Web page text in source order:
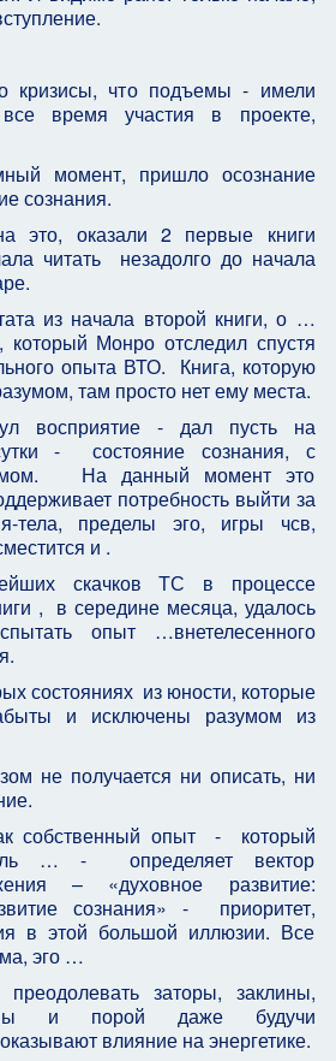
кризисы, что подъемы - имели
время участия в проекте,
момент, пришло осознание
сознания.
это, оказали 2 первые книги
читать незадолго до начала
из начала второй книги, о …
Монро отследил спустя
опыта ВТО. Книга, которую
там просто нет ему места.
восприятие - дал пусть на
- состояние сознания, с
На данный момент это
потребность выйти за
тела, пределы эго, игры чсв,
и .
скачков ТС в процессе
, в середине месяца, удалось
опыт …внетелесенного
состояниях из юности, которые
и исключены разумом из
не получается ни описать, ни
собственный опыт - который
… - определяет вектор
– «духовное развитие:
сознания» - приоритет,
в этой большой иллюзии. Все
эго …
заторы, заклины,
и порой даже будучи
влияние на энергетике.